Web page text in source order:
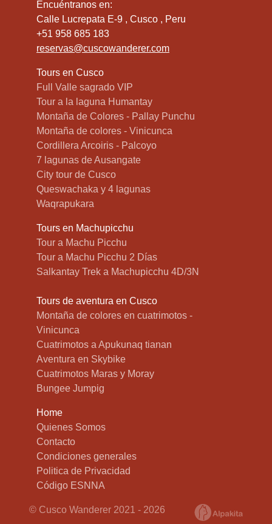
Encuéntranos en:
Calle Lucrepata E-9 , Cusco , Peru
+51 958 685 183
reservas@cuscowanderer.com
Tours en Cusco
Full Valle sagrado VIP
Tour a la laguna Humantay
Montaña de Colores - Pallay Punchu
Montaña de colores - Vinicunca
Cordillera Arcoiris - Palcoyo
7 lagunas de Ausangate
City tour de Cusco
Queswachaka y 4 lagunas
Waqrapukara
Tours en Machupicchu
Tour a Machu Picchu
Tour a Machu Picchu 2 Días
Salkantay Trek a Machupicchu 4D/3N
Tours de aventura en Cusco
Montaña de colores en cuatrimotos -
Vinicunca
Cuatrimotos a Apukunaq tianan
Aventura en Skybike
Cuatrimotos Maras y Moray
Bungee Jumpig
Home
Quienes Somos
Contacto
Condiciones generales
Politica de Privacidad
Código ESNNA
© Cusco Wanderer 2021 - 2026